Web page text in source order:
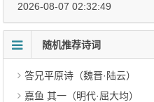
2026-08-07 02:32:49
随机推荐诗词
答兄平原诗（魏晋·陆云）
嘉鱼 其一（明代·屈大均）